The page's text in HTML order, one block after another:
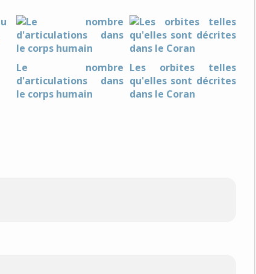
Le nombre
d'articulations dans
le corps humain
Les orbites telles
qu'elles sont décrites
dans le Coran